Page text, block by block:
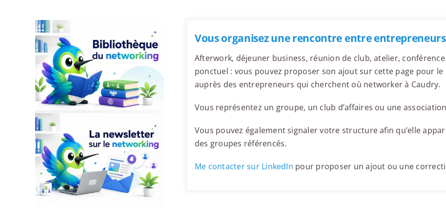
Vous organisez une rencontre entre entrepreneurs
Afterwork, déjeuner business, réunion de club, atelier,
ponctuel : vous pouvez proposer son ajout sur cette page pour
auprès des entrepreneurs qui cherchent où networker à Caudry.
Vous représentez un groupe, un club d’affaires ou une
Vous pouvez également signaler votre structure afin qu’elle
des groupes référencés.
Me contacter sur LinkedIn pour proposer un ajout ou une